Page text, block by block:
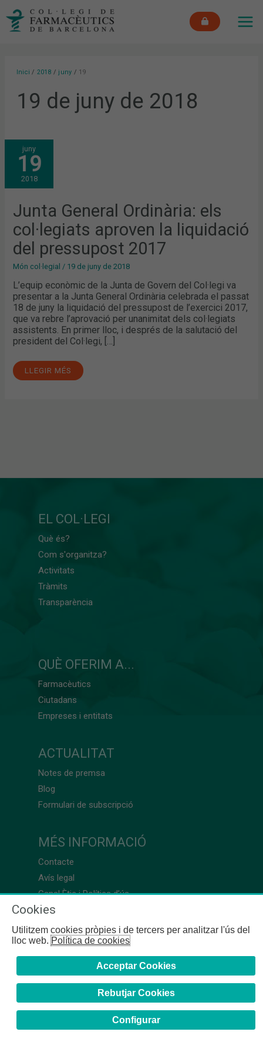
Inici 2018 juny 19
19 de juny de 2018
juny
19
2018
Junta General Ordinària: els
col·legiats aproven la liquidació
del pressupost 2017
Món col·legial / 19 de juny de 2018
L’equip econòmic de la Junta de Govern del Col·legi va
presentar a la Junta General Ordinària celebrada el passat
18 de juny la liquidació del pressupost de l’exercici 2017,
que va rebre l’aprovació per unanimitat dels col·legiats
assistents. En primer lloc, i després de la salutació del
president del Col·legi, […]
JUNTA
GENERAL
ORDINÀRIA:
ELS
COL·LEGIATS
APROVEN
LA
PRESSUPOST
2017
LLEGIR MÉS
EL COL·LEGI
Què és?
Com s'organitza?
Activitats
Tràmits
Transparència
QUÈ OFERIM A...
Farmacèutics
Ciutadans
Empreses i entitats
ACTUALITAT
Notes de premsa
Blog
Formulari de subscripció
MÉS INFORMACIÓ
Contacte
Avís legal
Canal Ètic i Política d’ús
Cookies
Utilitzem cookies pròpies i de tercers per analitzar l'ús del
lloc web.Política de cookies
Acceptar Cookies
Rebutjar Cookies
Configurar